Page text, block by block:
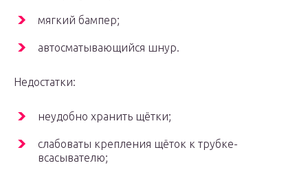
мягкий бампер;
автосматывающийся шнур.
Недостатки:
неудобно хранить щётки;
слабоваты крепления щёток к трубке-
всасывателю;